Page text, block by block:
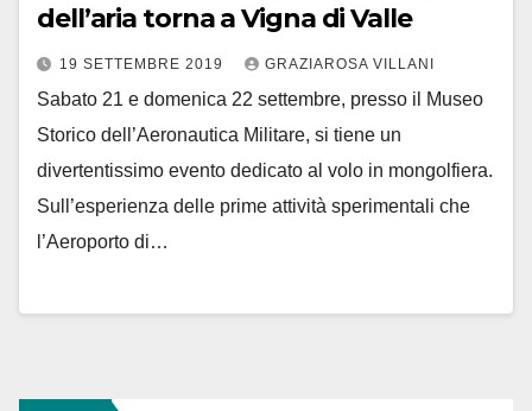
dell’aria torna a Vigna di Valle
19 SETTEMBRE 2019 GRAZIAROSA VILLANI
Sabato 21 e domenica 22 settembre, presso il Museo
Storico dell’Aeronautica Militare, si tiene un
divertentissimo evento dedicato al volo in mongolfiera.
Sull’esperienza delle prime attività sperimentali che
l’Aeroporto di…